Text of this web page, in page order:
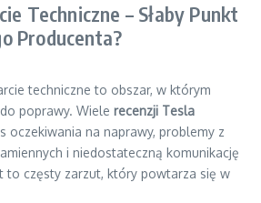
Techniczne – Słaby Punkt
Producenta?
techniczne to obszar, w którym
poprawy. Wiele recenzji Tesla
oczekiwania na naprawy, problemy z
i niedostateczną komunikację
to częsty zarzut, który powtarza się w